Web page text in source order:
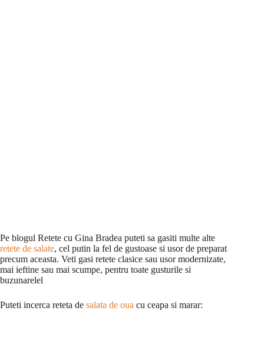
Pe blogul Retete cu Gina Bradea puteti sa gasiti multe alte
retete de salate, cel putin la fel de gustoase si usor de preparat
precum aceasta. Veti gasi retete clasice sau usor modernizate,
mai ieftine sau mai scumpe, pentru toate gusturile si
buzunarelel
Puteti incerca reteta de salata de oua cu ceapa si marar: